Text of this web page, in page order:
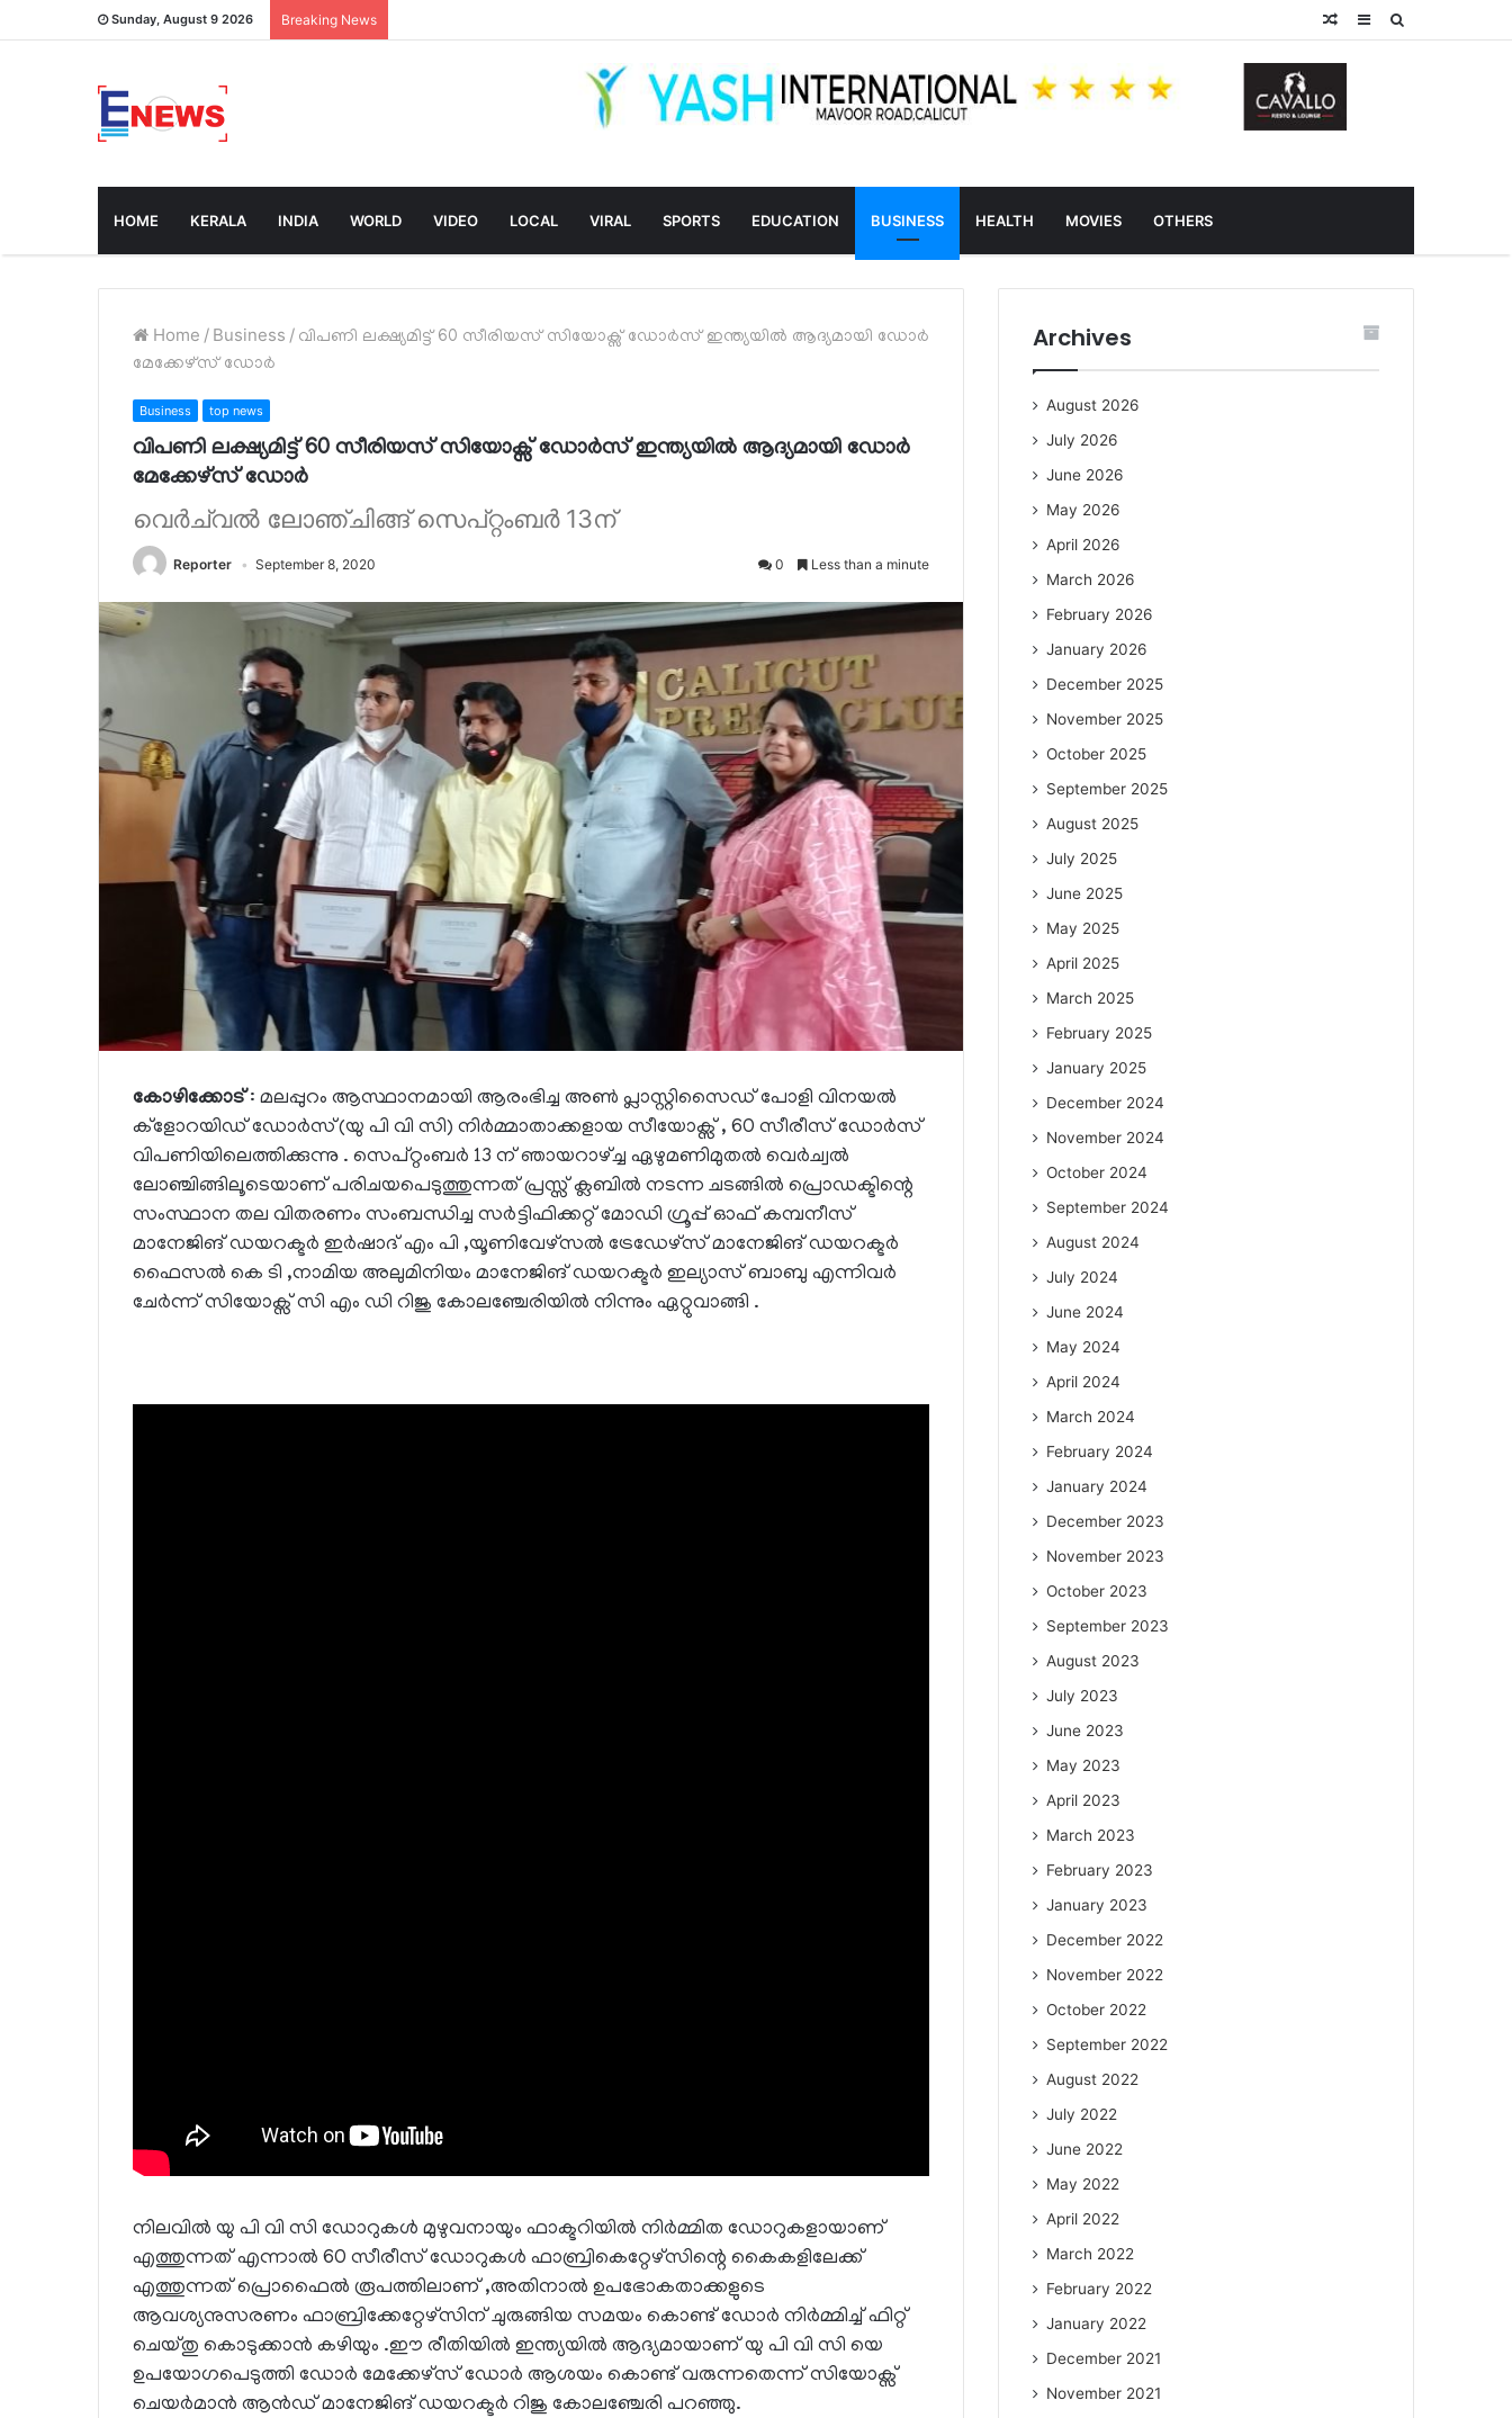
Sunday, August 9 2026 Breaking News Sidebar
Random
HOME KERALA INDIA WORLD VIDEO LOCAL VIRAL SPORTS EDUCATION BUSINESS HEALTH MOVIES OTHERS
Home / Business / വിപണി ലക്ഷ്യമിട്ട് 60 സീരിയസ് സിയോക്സ് ഡോർസ് ഇന്ത്യയിൽ ആദ്യമായി ഡോർ
മേക്കേഴ്‌സ് ഡോർ
Business top news
വിപണി ലക്ഷ്യമിട്ട് 60 സീരിയസ് സിയോക്സ് ഡോർസ് ഇന്ത്യയിൽ ആദ്യമായി ഡോർ
മേക്കേഴ്‌സ് ഡോർ
വെർച്വൽ ലോഞ്ചിങ്ങ് സെപ്റ്റംബർ 13ന്
Reporter September 8, 2020 0 Less than a minute
കോഴിക്കോട്: മലപ്പുറം ആസ്ഥാനമായി ആരംഭിച്ച അൺ പ്ലാസ്റ്റിസൈഡ് പോളി വിനയൽ
ക്ളോറയിഡ് ഡോർസ്(യു പി വി സി) നിർമ്മാതാക്കളായ സീയോക്സ് , 60 സീരീസ് ഡോർസ്
വിപണിയിലെത്തിക്കുന്നു . സെപ്റ്റംബർ 13 ന് ഞായറാഴ്ച്ച ഏഴുമണിമുതൽ വെർച്വൽ
ലോഞ്ചിങ്ങിലൂടെയാണ് പരിചയപെടുത്തുന്നത് പ്രസ്സ് ക്ലബിൽ നടന്ന ചടങ്ങിൽ പ്രൊഡക്ടിന്റെ
സംസ്ഥാന തല വിതരണം സംബന്ധിച്ച സർട്ടിഫിക്കറ്റ് മോഡി ഗ്രൂപ്പ് ഓഫ് കമ്പനീസ്
മാനേജിങ് ഡയറക്ടർ ഇർഷാദ് എം പി ,യൂണിവേഴ്സൽ ട്രേഡേഴ്സ് മാനേജിങ് ഡയറക്ടർ
ഫൈസൽ കെ ടി ,നാമിയ അലുമിനിയം മാനേജിങ് ഡയറക്ടർ ഇല്യാസ് ബാബു എന്നിവർ
ചേർന്ന് സിയോക്സ് സി എം ഡി റിജു കോലഞ്ചേരിയിൽ നിന്നും ഏറ്റുവാങ്ങി .
നിലവിൽ യു പി വി സി ഡോറുകൾ മുഴുവനായും ഫാക്ടറിയിൽ നിർമ്മിത ഡോറുകളായാണ്
എത്തുന്നത് എന്നാൽ 60 സീരീസ് ഡോറുകൾ ഫാബ്രികെറ്റേഴ്സിന്റെ കൈകളിലേക്ക്
എത്തുന്നത് പ്രൊഫൈൽ രൂപത്തിലാണ് ,അതിനാൽ ഉപഭോകതാക്കളുടെ
ആവശ്യനുസരണം ഫാബ്രിക്കേറ്റേഴ്സിന് ചുരുങ്ങിയ സമയം കൊണ്ട് ഡോർ നിർമ്മിച്ച് ഫിറ്റ്
ചെയ്തു കൊടുക്കാൻ കഴിയും .ഈ രീതിയിൽ ഇന്ത്യയിൽ ആദ്യമായാണ് യു പി വി സി യെ
ഉപയോഗപെടുത്തി ഡോർ മേക്കേഴ്‌സ് ഡോർ ആശയം കൊണ്ട് വരുന്നതെന്ന് സിയോക്സ്
ചെയർമാൻ ആൻഡ് മാനേജിങ് ഡയറക്ടർ റിജു കോലഞ്ചേരി പറഞ്ഞു.
Archives
August 2026
July 2026
June 2026
May 2026
April 2026
March 2026
February 2026
January 2026
December 2025
November 2025
October 2025
September 2025
August 2025
July 2025
June 2025
May 2025
April 2025
March 2025
February 2025
January 2025
December 2024
November 2024
October 2024
September 2024
August 2024
July 2024
June 2024
May 2024
April 2024
March 2024
February 2024
January 2024
December 2023
November 2023
October 2023
September 2023
August 2023
July 2023
June 2023
May 2023
April 2023
March 2023
February 2023
January 2023
December 2022
November 2022
October 2022
September 2022
August 2022
July 2022
June 2022
May 2022
April 2022
March 2022
February 2022
January 2022
December 2021
November 2021